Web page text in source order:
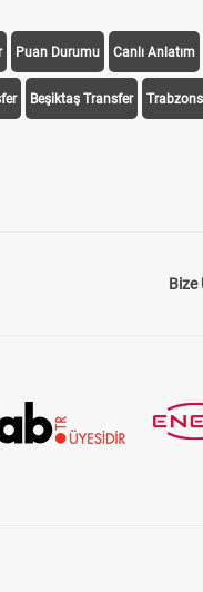
Puan Durumu Canlı Anlatım
Beşiktaş Transfer
Bize